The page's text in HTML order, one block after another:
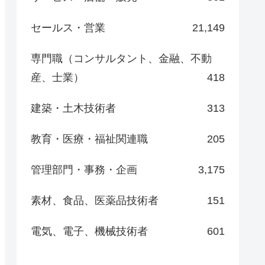
セールス・営業 21,149
専門職（コンサルタント、金融、不動
産、士業）
418
建築・土木技術者 313
教育・医療・福祉関連職 205
管理部門・事務・企画 3,175
素材、食品、医薬品技術者 151
電気、電子、機械技術者 601